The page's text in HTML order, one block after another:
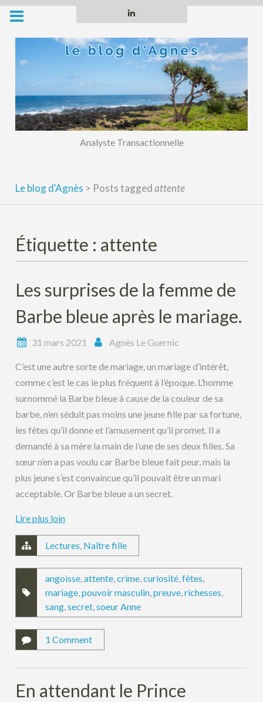
Skip
content
Analyste Transactionnelle
Le blog d'Agnès > Posts taggedattente
Étiquette : attente
Les surprises de la femme de
Barbe bleue après le mariage.
31 mars 2021 Agnès Le Guernic
C’est une autre sorte de mariage, un mariage d’intérêt,
comme c’est le cas le plus fréquent à l’époque. L’homme
surnommé la Barbe bleue à cause de la couleur de sa
barbe, n’en séduit pas moins une jeune fille par sa fortune,
les fêtes qu’il donne et l’amusement qu’il promet. Il a
demandé à sa mère la main de l’une de ses deux filles. Sa
sœur n’en a pas voulu car Barbe bleue fait peur, mais la
plus jeune s’est convaincue qu’il pouvait être un mari
acceptable. Or Barbe bleue a un secret.
Lire plus loin
Lectures, Naître fille
angoisse,attente,crime,curiosité,fêtes,
mariage,pouvoir masculin,preuve,richesses,
sang,secret,soeur Anne
1 Comment
En attendant le Prince